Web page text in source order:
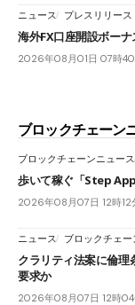
ニュース プレスリリース
海外FX口座開設ボー
2026年08月01日 07時
ブロックチェーン
ブロックチェーンニュース
歩いて稼ぐ「Step
2026年08月07日 12時12
ニュース ブロックチェー
クラリティ法案に倫理
要求か
2026年08月07日 12時